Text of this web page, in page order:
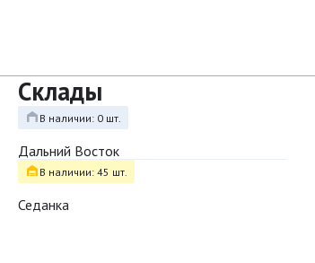
Склады
В наличии: 0 шт.
Дальний Восток
В наличии: 45 шт.
Седанка